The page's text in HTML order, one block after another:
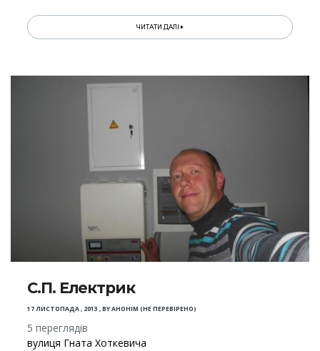
ЧИТАТИ ДАЛІ
С.П. Електрик
17 ЛИСТОПАДА , 2013 ,BYАНОНІМ (НЕ ПЕРЕВІРЕНО)
5 переглядів
вулиця Гната Хоткевича